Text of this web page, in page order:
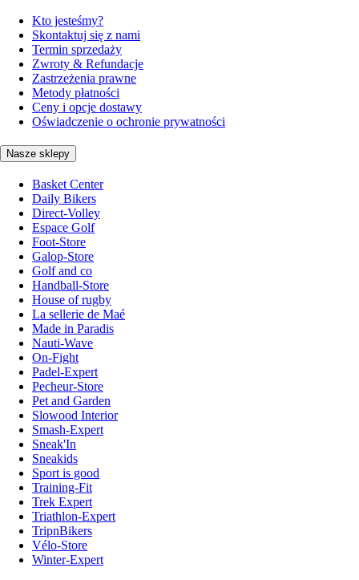
Kto jesteśmy?
Skontaktuj się z nami
Termin sprzedaży
Zwroty & Refundacje
Zastrzeżenia prawne
Metody płatności
Ceny i opcje dostawy
Oświadczenie o ochronie prywatności
Nasze sklepy
Basket Center
Daily Bikers
Direct-Volley
Espace Golf
Foot-Store
Galop-Store
Golf and co
Handball-Store
House of rugby
La sellerie de Maé
Made in Paradis
Nauti-Wave
On-Fight
Padel-Expert
Pecheur-Store
Pet and Garden
Slowood Interior
Smash-Expert
Sneak'In
Sneakids
Sport is good
Training-Fit
Trek Expert
Triathlon-Expert
TripnBikers
Vélo-Store
Winter-Expert